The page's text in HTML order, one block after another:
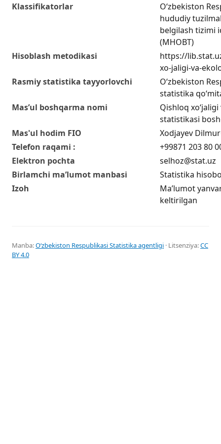
Klassifikatorlar
O‘zbekiston
hududiy
belgilash tizimi
(MHOBT)
Hisoblash metodikasi
https://
xo-jaligi-va-
Rasmiy statistika tayyorlovchi
O‘zbekiston
statistika
Mas’ul boshqarma nomi
Qishloq
statistikasi
Mas'ul hodim FIO
Xodjayev
Telefon raqami :
+99871 203 80
Elektron pochta
selhoz@stat.uz
Birlamchi ma’lumot manbasi
Statistika
Izoh
Ma’lumot
keltirilgan
Manba:Oʻzbekiston Respublikasi Statistika agentligi · Litsenziya:CC
BY 4.0